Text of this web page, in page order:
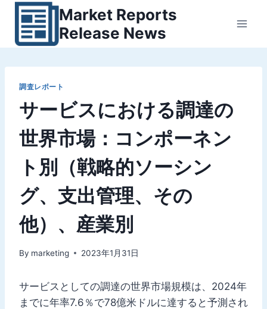
Market Reports
Release News
調査レポート
サービスにおける調達の
世界市場：コンポーネン
ト別（戦略的ソーシン
グ、支出管理、その
他）、産業別
By marketing 2023年1月31日
サービスとしての調達の世界市場規模は、2024年
までに年率7.6％で78億米ドルに達すると予測され